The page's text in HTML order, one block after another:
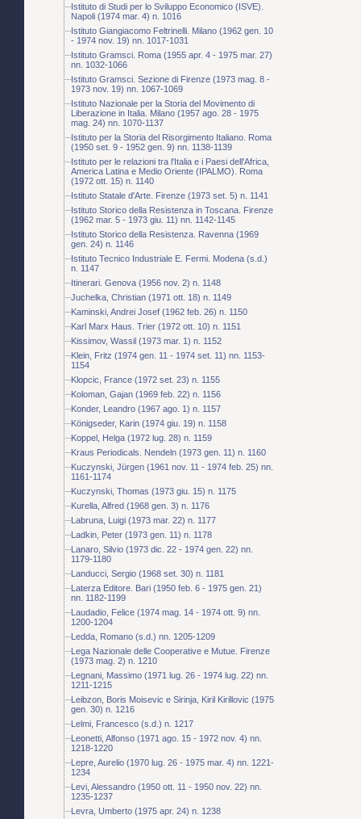
Istituto di Studi per lo Sviluppo Economico (ISVE).
Napoli (1974 mar. 4) n. 1016
Istituto Giangiacomo Feltrinelli. Milano (1962 gen. 10
- 1974 nov. 19) nn. 1017-1031
Istituto Gramsci. Roma (1955 apr. 4 - 1975 mar. 27)
nn. 1032-1066
Istituto Gramsci. Sezione di Firenze (1973 mag. 8 -
1973 nov. 19) nn. 1067-1069
Istituto Nazionale per la Storia del Movimento di
Liberazione in Italia. Milano (1957 ago. 28 - 1975
mag. 24) nn. 1070-1137
Istituto per la Storia del Risorgimento Italiano. Roma
(1950 set. 9 - 1952 gen. 9) nn. 1138-1139
Istituto per le relazioni tra l'Italia e i Paesi dell'Africa,
America Latina e Medio Oriente (IPALMO). Roma
(1972 ott. 15) n. 1140
Istituto Statale d'Arte. Firenze (1973 set. 5) n. 1141
Istituto Storico della Resistenza in Toscana. Firenze
(1962 mar. 5 - 1973 giu. 11) nn. 1142-1145
Istituto Storico della Resistenza. Ravenna (1969
gen. 24) n. 1146
Istituto Tecnico Industriale E. Fermi. Modena (s.d.)
n. 1147
Itinerari. Genova (1956 nov. 2) n. 1148
Juchelka, Christian (1971 ott. 18) n. 1149
Kaminski, Andrei Josef (1962 feb. 26) n. 1150
Karl Marx Haus. Trier (1972 ott. 10) n. 1151
Kissimov, Wassil (1973 mar. 1) n. 1152
Klein, Fritz (1974 gen. 11 - 1974 set. 11) nn. 1153-
1154
Klopcic, France (1972 set. 23) n. 1155
Koloman, Gajan (1969 feb. 22) n. 1156
Konder, Leandro (1967 ago. 1) n. 1157
Königseder, Karin (1974 giu. 19) n. 1158
Koppel, Helga (1972 lug. 28) n. 1159
Kraus Periodicals. Nendeln (1973 gen. 11) n. 1160
Kuczynski, Jürgen (1961 nov. 11 - 1974 feb. 25) nn.
1161-1174
Kuczynski, Thomas (1973 giu. 15) n. 1175
Kurella, Alfred (1968 gen. 3) n. 1176
Labruna, Luigi (1973 mar. 22) n. 1177
Ladkin, Peter (1973 gen. 11) n. 1178
Lanaro, Silvio (1973 dic. 22 - 1974 gen. 22) nn.
1179-1180
Landucci, Sergio (1968 set. 30) n. 1181
Laterza Editore. Bari (1950 feb. 6 - 1975 gen. 21)
nn. 1182-1199
Laudadio, Felice (1974 mag. 14 - 1974 ott. 9) nn.
1200-1204
Ledda, Romano (s.d.) nn. 1205-1209
Lega Nazionale delle Cooperative e Mutue. Firenze
(1973 mag. 2) n. 1210
Legnani, Massimo (1971 lug. 26 - 1974 lug. 22) nn.
1211-1215
Leibzon, Boris Moisevic e Sirinja, Kiril Kirillovic (1975
gen. 30) n. 1216
Lelmi, Francesco (s.d.) n. 1217
Leonetti, Alfonso (1971 ago. 15 - 1972 nov. 4) nn.
1218-1220
Lepre, Aurelio (1970 lug. 26 - 1975 mar. 4) nn. 1221-
1234
Levi, Alessandro (1950 ott. 11 - 1950 nov. 22) nn.
1235-1237
Levra, Umberto (1975 apr. 24) n. 1238